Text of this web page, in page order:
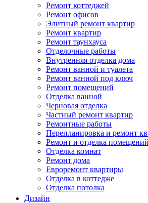
Ремонт коттеджей
Ремонт офисов
Элитный ремонт квартир
Ремонт квартир
Ремонт таунхауса
Отделочные работы
Внутренняя отделка дома
Ремонт ванной и туалета
Ремонт ванной под ключ
Ремонт помещений
Отделка ванной
Черновая отделка
Частный ремонт квартир
Ремонтные работы
Перепланировка и ремонт
Ремонт и отделка помещений
Отделка комнат
Ремонт дома
Евроремонт квартиры
Отделка в коттедже
Отделка потолка
Дизайн